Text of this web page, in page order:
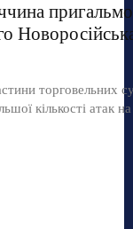
торговельних
кількості атак на